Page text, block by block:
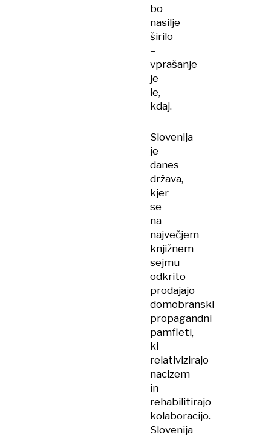
bo
nasilje
širilo
–
vprašanje
je
le,
kdaj.
Slovenija
je
danes
država,
kjer
se
na
največjem
knjižnem
sejmu
odkrito
prodajajo
domobranski
propagandni
pamfleti,
ki
relativizirajo
nacizem
in
rehabilitirajo
kolaboracijo.
Slovenija